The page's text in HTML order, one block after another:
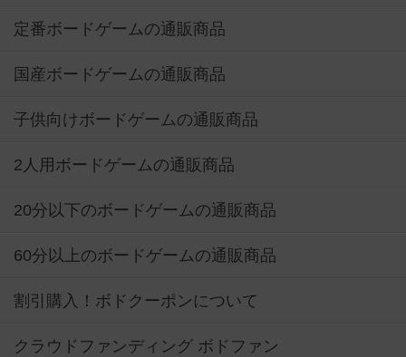
定番ボードゲームの通販商品
国産ボードゲームの通販商品
子供向けボードゲームの通販商品
2人用ボードゲームの通販商品
20分以下のボードゲームの通販商品
60分以上のボードゲームの通販商品
割引購入！ボドクーポンについて
クラウドファンディング ボドファン